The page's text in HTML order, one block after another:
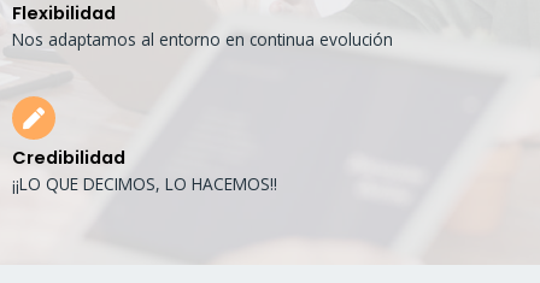
Flexibilidad
Nos adaptamos al entorno en continua evolución
Credibilidad
¡¡LO QUE DECIMOS, LO HACEMOS!!